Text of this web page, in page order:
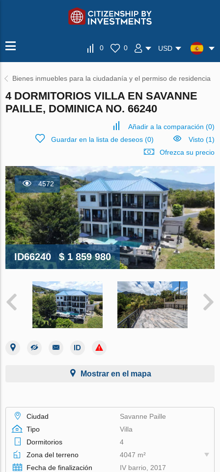
0 0 USD
Bienes inmuebles para la ciudadanía y el permiso de residencia
4 DORMITORIOS VILLA EN SAVANNE
PAILLE, DOMINICA NO. 66240
Añadir a la comparación (0)
Guardar en la lista de deseos(0)
Visto (1)
Ofrezca su precio
4572
ID66240 $ 1 859 980
Mostrar en el mapa
Ciudad
Savanne Paille
Tipo
Villa
Dormitorios
4
Zona del terreno
4047 m²
Fecha de finalización
IV barrio, 2017